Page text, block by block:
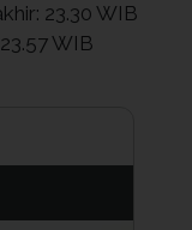
23.30 WIB
WIB